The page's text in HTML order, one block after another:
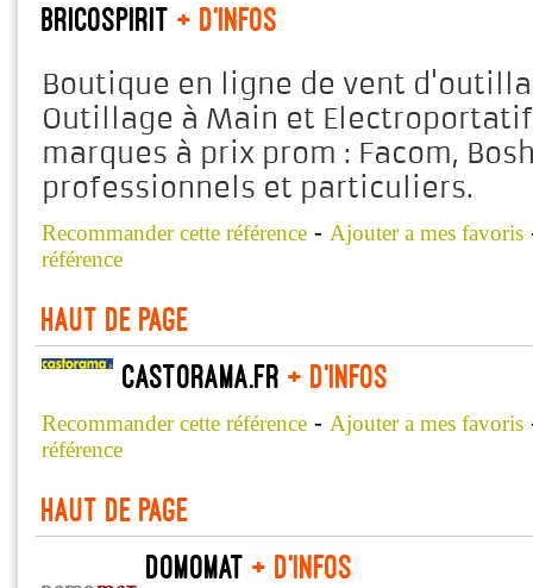
Bricospirit + d'infos
Boutique en ligne de vent
Outillage à Main et
marques à prix prom : Facom,
professionnels et particuliers.
Recommander cette référence - Ajouter a mes favoris
référence
Haut de page
castorama.fr + d'infos
Recommander cette référence - Ajouter a mes favoris
référence
Haut de page
Domomat + d'infos